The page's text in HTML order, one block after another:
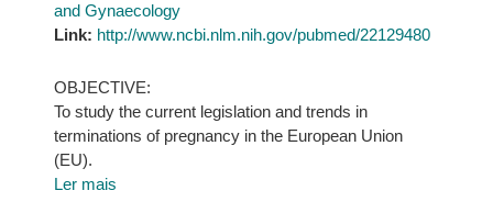
and Gynaecology
Link: http://www.ncbi.nlm.nih.gov/pubmed/22129480
OBJECTIVE:
To study the current legislation and trends in
terminations of pregnancy in the European Union
(EU).
Ler mais